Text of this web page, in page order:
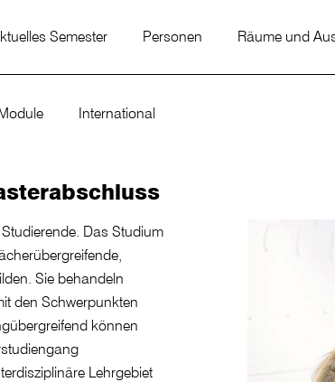
Semester Personen Räume und
International
Das Studium
Sie behandeln
den Schwerpunkten
können
Lehrgebiet